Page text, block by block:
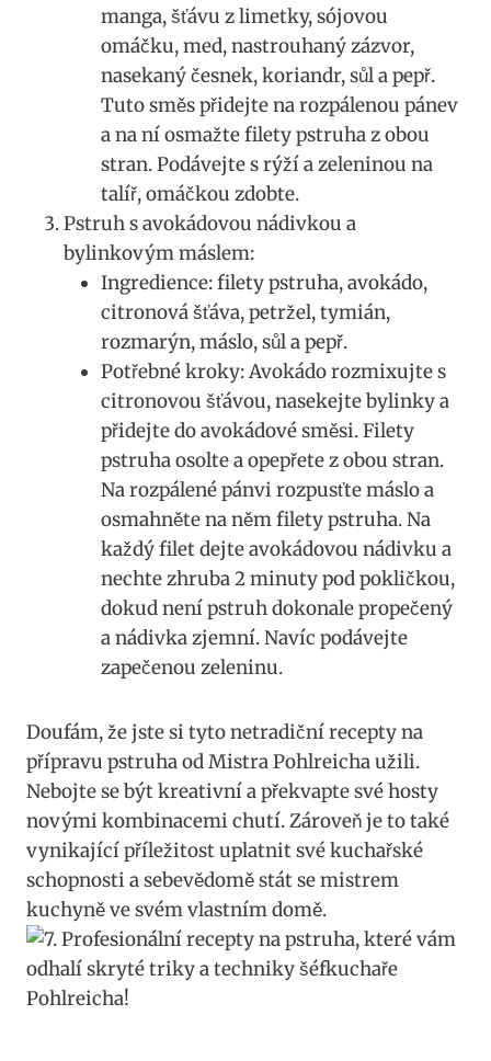
manga,⁤ šťávu z limetky, sójovou‌
omáčku, med, nastrouhaný zázvor,​
nasekaný česnek, koriandr, ⁢sůl‍ a⁣ pepř.
Tuto směs přidejte ⁤na rozpálenou pánev
a na⁣ ní osmažte filety pstruha‍ z obou
stran. Podávejte s rýží a zeleninou na
talíř, omáčkou zdobte.
Pstruh s⁣ avokádovou nádivkou a
bylinkovým máslem:
Ingredience: filety⁢ pstruha, avokádo,
citronová šťáva, petržel,‍ tymián,
rozmarýn, máslo, sůl ⁤a pepř.
Potřebné kroky: Avokádo⁢ rozmixujte s
citronovou šťávou, nasekejte bylinky a⁢
přidejte⁤ do ⁣avokádové ​směsi. Filety
pstruha osolte‌ a ‍opepřete z⁤ obou stran.
Na ⁢rozpálené pánvi rozpusťte máslo a‌
osmahněte‍ na něm filety⁣ pstruha. Na⁣
každý filet dejte‌ avokádovou nádivku⁣ a
nechte zhruba 2 minuty pod ‌pokličkou,
dokud ⁢není pstruh dokonale ​propečený⁢
a nádivka ⁤zjemní. Navíc podávejte
zapečenou zeleninu.
Doufám, že jste si tyto netradiční recepty na
přípravu ⁣pstruha od Mistra ​Pohlreicha užili.
Nebojte se být​ kreativní​ a překvapte‍ své hosty
novými kombinacemi chutí. Zároveň ‍je to také
vynikající příležitost⁢ uplatnit ​své kuchařské
schopnosti a⁤ sebevědomě stát se​ mistrem
kuchyně ⁣ve ⁤svém vlastním domě.